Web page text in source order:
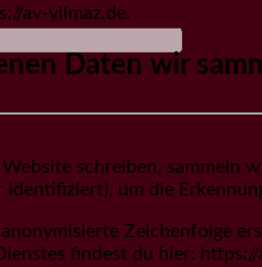
av-yilmaz.de.
Daten wir
schreiben, sammeln
um die
Zeichenfolge
findest du hier: